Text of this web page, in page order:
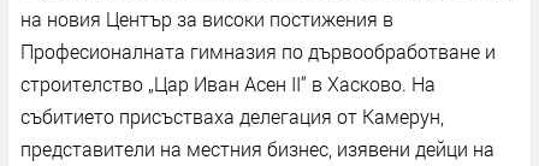
на новия Център за високи постижения в
Професионалната гимназия по дървообработване и
строителство „Цар Иван Асен II“ в Хасково. На
събитието присъстваха делегация от Камерун,
представители на местния бизнес, изявени дейци на